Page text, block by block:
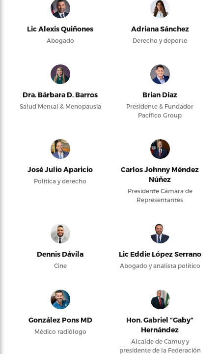
Lic Alexis Quiñones
Abogado
Adriana Sánchez
Derecho y deporte
Dra. Bárbara D. Barros
Salud Mental & Menopausia
Brian Díaz
Presidente & Fundador
Pacifico Group
José Julio Aparicio
Política y derecho
Carlos Johnny Méndez
Núñez
Presidente Cámara de
Representantes
Dennis Dávila
Cine
Lic Eddie López Serrano
Abogado y analista político
González Pons MD
Médico radiólogo
Hon. Gabriel “Gaby”
Hernández
Alcalde de Camuy y
presidente de la Federación